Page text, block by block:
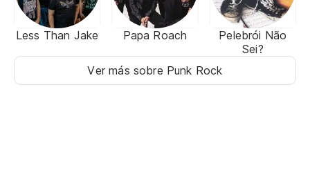
Less Than Jake Papa Roach
Pelebrói Não
Sei?
Ver más sobre Punk Rock